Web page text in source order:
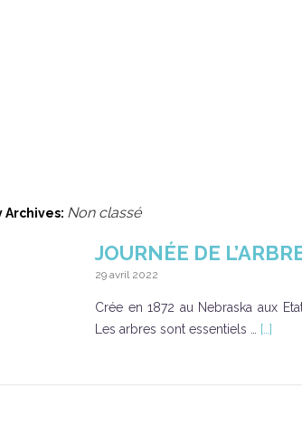
Archives: Non classé
JOURNÉE DE
29 avril 2022
Crée en 1872 au Nebraska aux
Les arbres sont essentiels …
[…]